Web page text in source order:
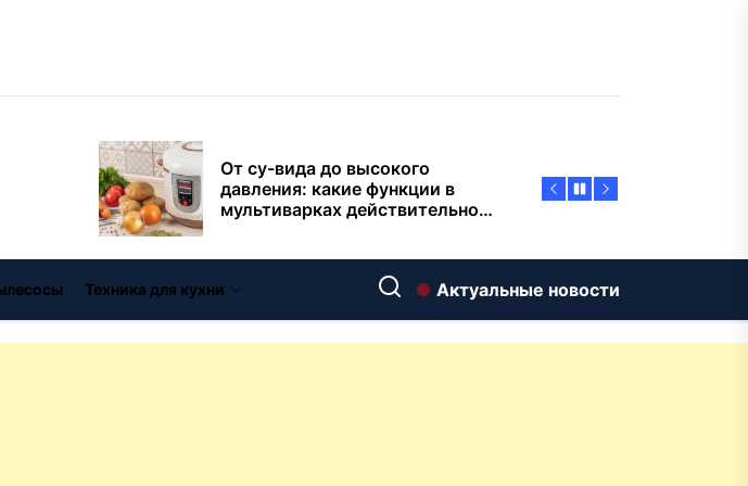
давления: какие функции в
переплачиват
Современный интерьер: как
вписать классическую
чугунную ванну Goldman в
выбираем между
Техника для кухни Актуальные новости